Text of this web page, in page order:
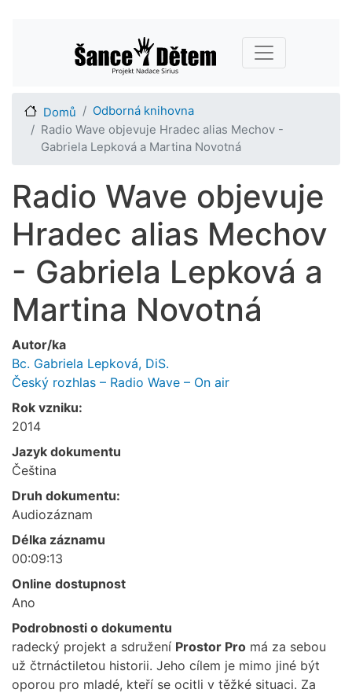
hlavnímu
obsahu
Main navigation
Domů
Odborná knihovna
Radio Wave objevuje Hradec alias Mechov -
Gabriela Lepková a Martina Novotná
Radio Wave objevuje
Hradec alias Mechov
- Gabriela Lepková a
Martina Novotná
Autor/ka
Bc. Gabriela Lepková, DiS.
Český rozhlas – Radio Wave – On air
Rok vzniku:
2014
Jazyk dokumentu
Čeština
Druh dokumentu:
Audiozáznam
Délka záznamu
00:09:13
Online dostupnost
Ano
Podrobnosti o dokumentu
radecký projekt a sdružení Prostor Pro má za sebou
už čtrnáctiletou historii. Jeho cílem je mimo jiné být
oporou pro mladé, kteří se ocitli v těžké situaci. Za